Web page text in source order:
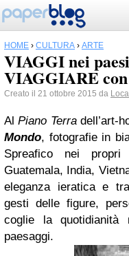
HOME › CULTURA › ARTE
VIAGGI nei
VIAGGIARE
Creato il 21 ottobre 2015 da
AlPiano Terradell’art-
Mondo, fotografie in
Spreafico nei
Guatemala, India,
eleganza ieratica e
gesti delle figure,
coglie la
paesaggi.